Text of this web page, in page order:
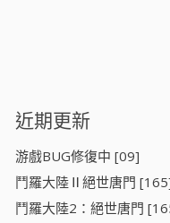
近期更新
游戲BUG修復中 [09]
鬥羅大陸Ⅱ絕世唐門
鬥羅大陸2：絕世唐門